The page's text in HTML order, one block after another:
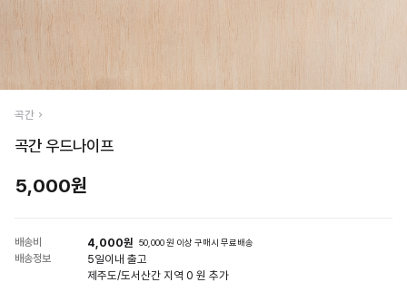
곡간
곡간 우드나이프
5,000원
배송비 4,000원 50,000 원 이상 구매시 무료배송
배송정보 5일이내 출고
제주도/도서산간 지역 0 원 추가